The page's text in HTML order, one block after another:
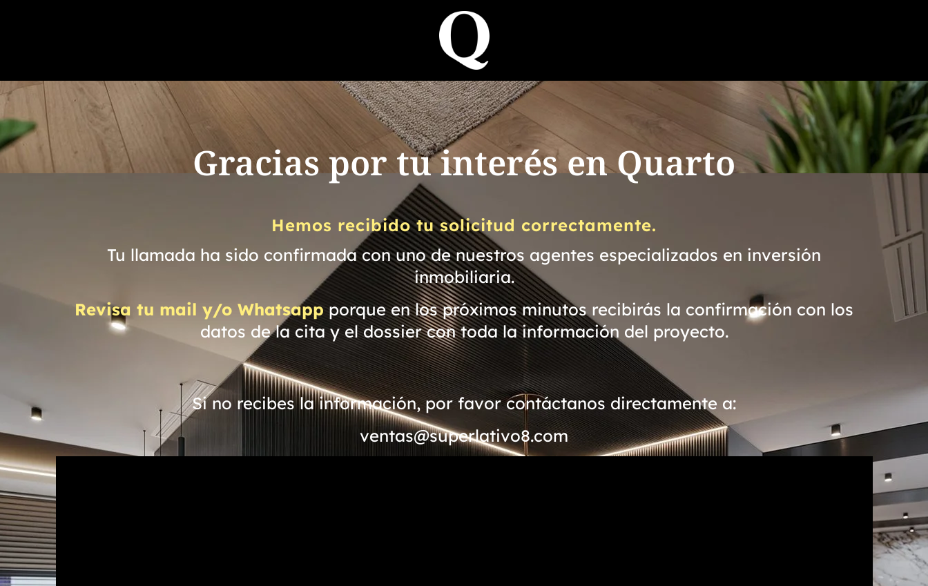
Gracias por tu interés en Quarto
Hemos recibido tu solicitud correctamente.
Tu llamada ha sido confirmada con uno de nuestros agentes especializados en inversión
inmobiliaria.
Revisa tu mail y/o Whatsappporque en los próximos minutos recibirás la confirmación con los
datos de la cita y el dossier con toda la información del proyecto.
Si no recibes la información, por favor contáctanos directamente a:
ventas@superlativo8.com